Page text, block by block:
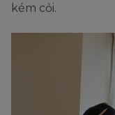
kém cỏi.